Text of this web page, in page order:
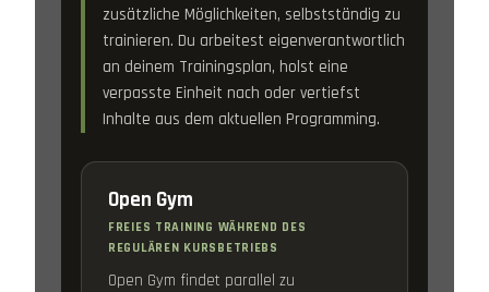
zusätzliche Möglichkeiten, selbstständig zu
trainieren. Du arbeitest eigenverantwortlich
an deinem Trainingsplan, holst eine
verpasste Einheit nach oder vertiefst
Inhalte aus dem aktuellen Programming.
Open Gym
FREIES TRAINING WÄHREND DES
REGULÄREN KURSBETRIEBS
Open Gym findet parallel zu